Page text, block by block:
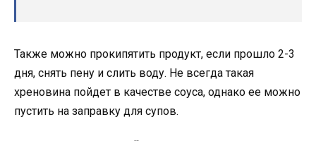
Также можно прокипятить продукт, если прошло 2-3
дня, снять пену и слить воду. Не всегда такая
хреновина пойдет в качестве соуса, однако ее можно
пустить на заправку для супов.